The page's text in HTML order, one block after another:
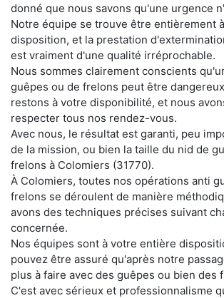
donné que nous savons qu'une urgence
Notre équipe se trouve être entièrement
disposition, et la prestation
est vraiment d'une qualité irréprochable.
Nous sommes clairement conscients
guêpes ou de frelons peut être
restons à votre disponibilité, et nous
respecter tous nos rendez-vous.
Avec nous, le résultat est garanti, peu
de la mission, ou bien la taille du nid de
frelons à Colomiers (31770).
À Colomiers, toutes nos opérations anti
frelons se déroulent de manière
avons des techniques précises suivant
concernée.
Nos équipes sont à votre entière
pouvez être assuré qu'après notre
plus à faire avec des guêpes ou bien des
C'est avec sérieux et professionnalisme